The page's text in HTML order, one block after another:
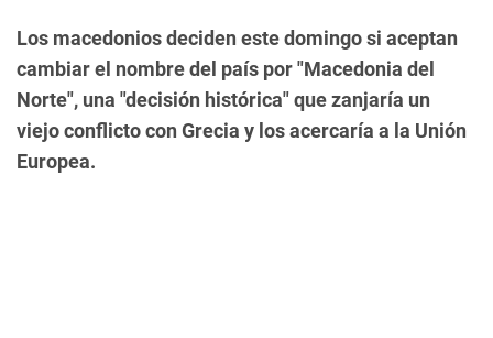
Los macedonios deciden este domingo si aceptan
cambiar el nombre del país por "Macedonia del
Norte", una "decisión histórica" que zanjaría un
viejo conflicto con Grecia y los acercaría a la Unión
Europea.